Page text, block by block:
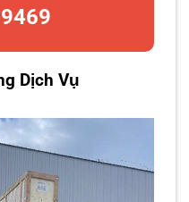
Dịch Vụ